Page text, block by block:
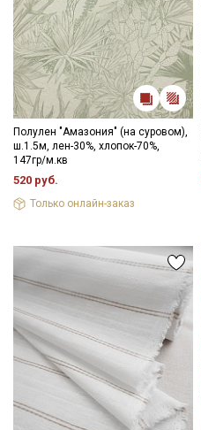
Полулен "Амазония" (на суровом),
ш.1.5м, лен-30%, хлопок-70%,
147гр/м.кв
520 руб.
Только онлайн-заказ